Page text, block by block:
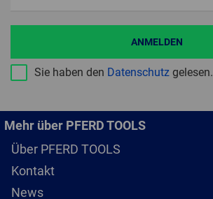
Sie haben den Datenschutz gelesen.
ANMELDEN
Mehr über PFERD TOOLS
Über PFERD TOOLS
Kontakt
News